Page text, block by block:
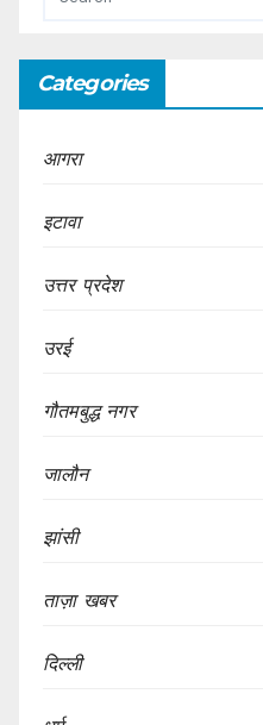
Categories
आगरा
इटावा
उत्तर प्रदेश
उरई
गौतमबुद्ध नगर
जालौन
झांसी
ताज़ा खबर
दिल्ली